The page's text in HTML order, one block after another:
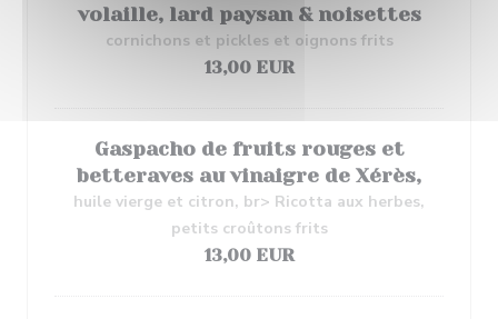
volaille, lard paysan & noisettes
cornichons et pickles et oignons frits
13,00 EUR
Gaspacho de fruits rouges et
betteraves au vinaigre de Xérès,
huile vierge et citron, br> Ricotta aux herbes,
petits croûtons frits
13,00 EUR